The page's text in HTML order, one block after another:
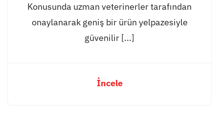
Konusunda uzman veterinerler tarafından
onaylanarak geniş bir ürün yelpazesiyle
güvenilir [...]
İncele